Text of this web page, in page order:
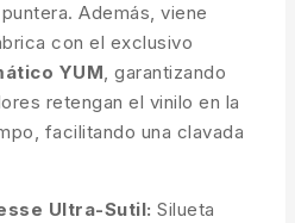
Además, viene
con el exclusivo
YUM, garantizando
retengan el vinilo en la
facilitando una clavada
Ultra-Sutil: Silueta